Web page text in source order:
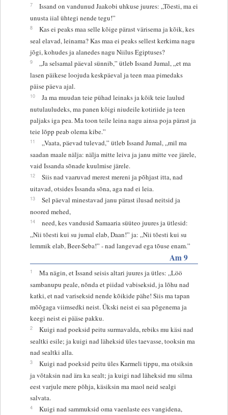
7
Issand on vandunud Jaakobi uhkuse juures: „Tõesti, ma ei
unusta iial ühtegi nende tegu!”
8
Kas ei peaks maa selle kõige pärast värisema ja kõik, kes
seal elavad, leinama? Kas maa ei peaks sellest kerkima nagu
jõgi, kohudes ja alanedes nagu Niilus Egiptuses?
9
„Ja selsamal päeval sünnib,” ütleb Issand Jumal, „et ma
lasen päikese loojuda keskpäeval ja teen maa pimedaks
päise päeva ajal.
10
Ja ma muudan teie pühad leinaks ja kõik teie laulud
nutulauludeks, ma panen kõigi niudeile kotiriide ja teen
paljaks iga pea. Ma toon teile leina nagu ainsa poja pärast ja
teie lõpp peab olema kibe.”
11
„Vaata, päevad tulevad,” ütleb Issand Jumal, „mil ma
saadan maale nälja: nälja mitte leiva ja janu mitte vee järele,
vaid Issanda sõnade kuulmise järele.
12
Siis nad vaaruvad merest mereni ja põhjast itta, nad
uitavad, otsides Issanda sõna, aga nad ei leia.
13
Sel päeval minestavad janu pärast ilusad neitsid ja
noored mehed,
14
need, kes vandusid Samaaria süüteo juures ja ütlesid:
„Nii tõesti kui su jumal elab, Daan!” ja: „Nii tõesti kui su
lemmik elab, Beer-Seba!” - nad langevad ega tõuse enam.”
Am 9
1
Ma nägin, et Issand seisis altari juures ja ütles: „Löö
sambanupu peale, nõnda et piidad vabiseksid, ja lõhu nad
katki, et nad variseksid nende kõikide pähe! Siis ma tapan
mõõgaga viimsedki neist. Ükski neist ei saa põgenema ja
keegi neist ei pääse pakku.
2
Kuigi nad poeksid peitu surmavalda, rebiks mu käsi nad
sealtki esile; ja kuigi nad läheksid üles taevasse, tooksin ma
nad sealtki alla.
3
Kuigi nad poeksid peitu üles Karmeli tippu, ma otsiksin
ja võtaksin nad ära ka sealt; ja kuigi nad läheksid mu silma
eest varjule mere põhja, käsiksin ma maol neid sealgi
salvata.
4
Kuigi nad sammuksid oma vaenlaste ees vangidena,